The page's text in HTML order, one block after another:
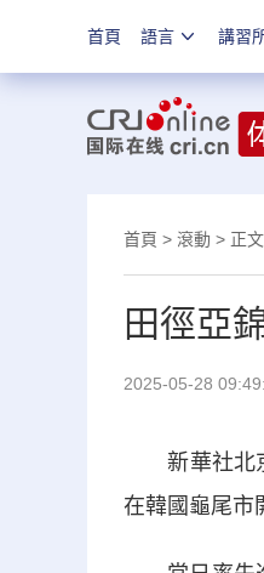
首頁 語言 講習
首頁 > 滾動 > 正文
田徑亞
2025-05-28
新華社北京
在韓國龜尾市